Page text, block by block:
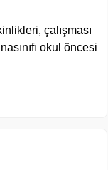
çalışması
okul öncesi